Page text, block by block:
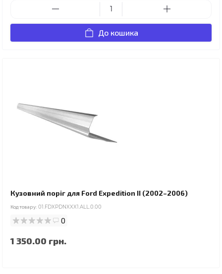
До кошика
Кузовний поріг для Ford Expedition II (2002–2006)
Код товару: 01.FDXPDNXXX1.ALL.0.00
0
1 350.00 грн.